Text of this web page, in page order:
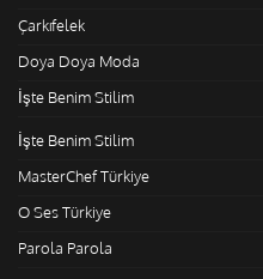
Çarkıfelek
Doya Doya Moda
İşte Benim Stilim
İşte Benim Stilim
MasterChef Türkiye
O Ses Türkiye
Parola Parola